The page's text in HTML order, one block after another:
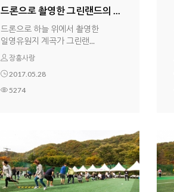
드론으로 촬영한 그린랜드의 ...
드론으로 하늘 위에서 촬영한
일영유원지 계곡가 그린랜...
장흥사랑
2017.05.28
5274